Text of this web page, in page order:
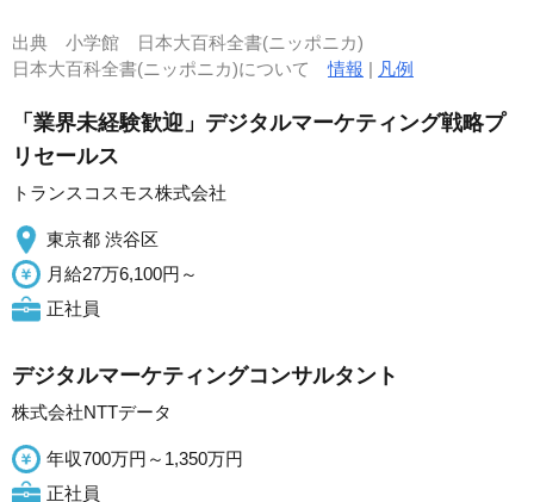
出典 小学館 日本大百科全書(ニッポニカ)
日本大百科全書(ニッポニカ)について情報 | 凡例
「業界未経験歓迎」デジタルマーケティング戦略プ
リセールス
トランスコスモス株式会社
東京都 渋谷区
月給27万6,100円～
正社員
デジタルマーケティングコンサルタント
株式会社NTTデータ
年収700万円～1,350万円
正社員